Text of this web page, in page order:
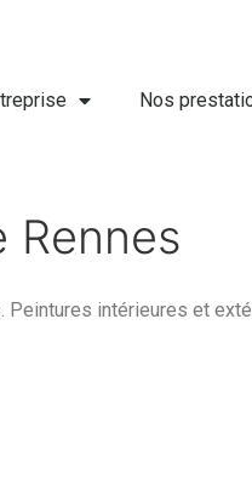
Nos
Rennes
Peintures intérieures et